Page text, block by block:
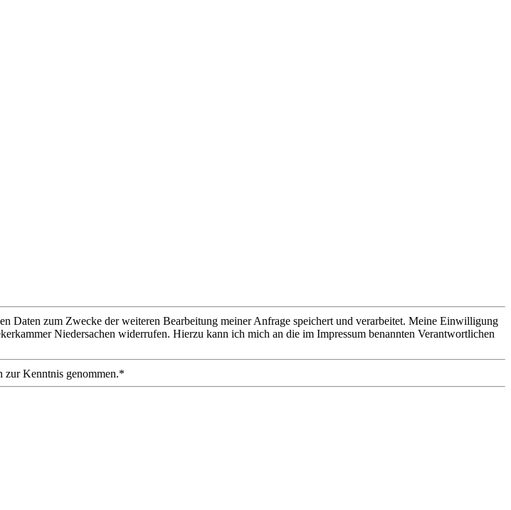
Daten zum Zwecke der weiteren Bearbeitung meiner Anfrage speichert und verarbeitet. Meine Einwilligung
Niedersachen widerrufen. Hierzu kann ich mich an die im Impressum benannten Verantwortlichen
zur Kenntnis genommen.*